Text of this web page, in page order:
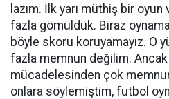
lazım. İlk yarı müthiş bir
fazla gömüldük. Biraz
böyle skoru koruyamayız. O
fazla memnun değilim. Ancak
mücadelesinden çok
onlara söylemiştim, futbol